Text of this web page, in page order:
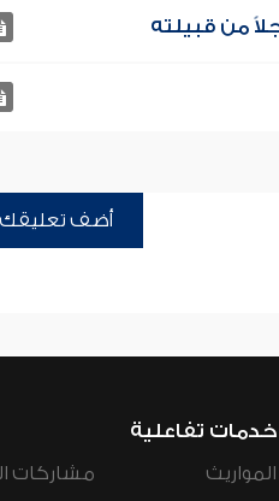
أضف تعليقك
خدمات تفاعلية
المواريث
مشاركات